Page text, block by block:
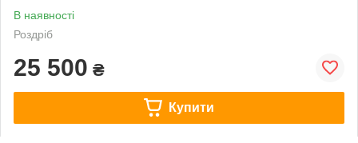
В наявності
Роздріб
25 500 ₴
Купити